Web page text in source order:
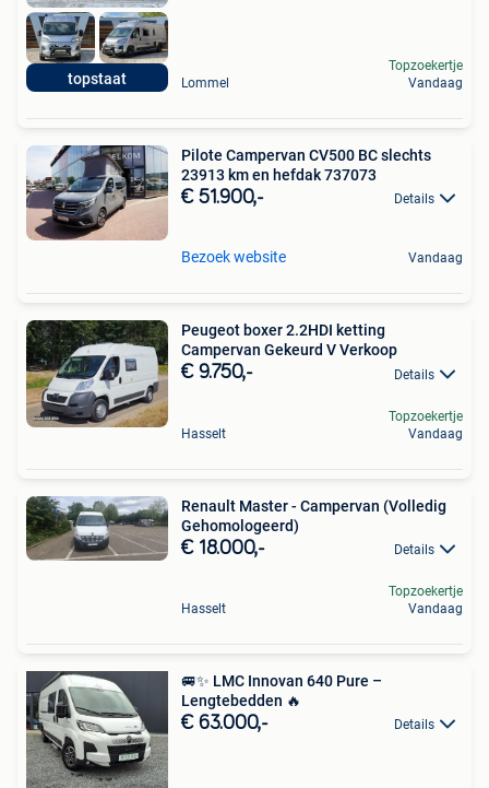
topstaat Lommel
Topzoekertje
Vandaag
Pilote Campervan CV500 BC slechts
23913 km en hefdak 737073
€ 51.900,- Details
Bezoek website Vandaag
Peugeot boxer 2.2HDI ketting
Campervan Gekeurd V Verkoop
€ 9.750,- Details
Hasselt
Topzoekertje
Vandaag
Renault Master - Campervan (Volledig
Gehomologeerd)
€ 18.000,- Details
Hasselt
Topzoekertje
Vandaag
🚐✨ LMC Innovan 640 Pure –
Lengtebedden 🔥
€ 63.000,- Details